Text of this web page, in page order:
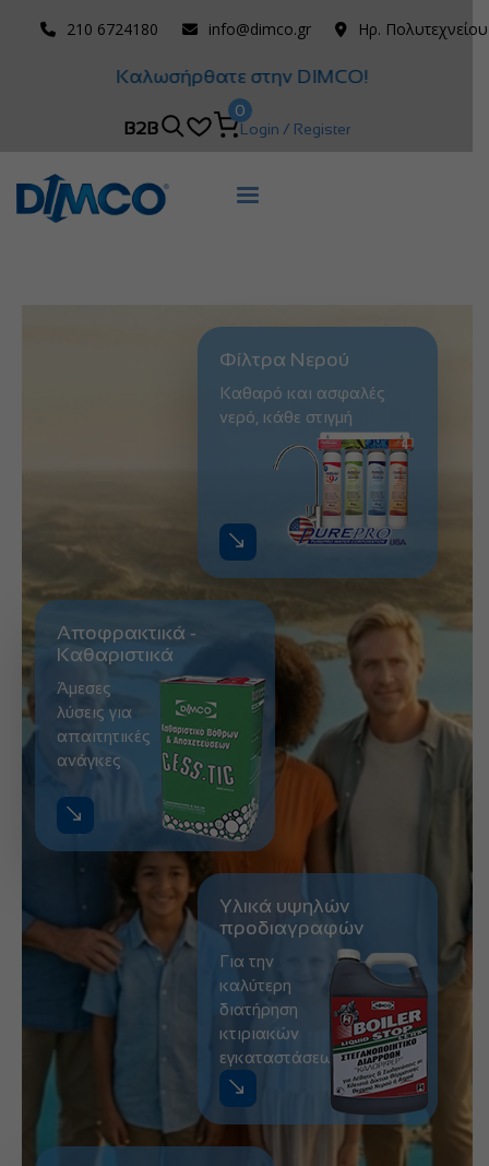
210 6724180 info@dimco.gr Ηρ.
Καλωσήρθατε στην DIMCO!
B2B
0
Login / Register
Φίλτρα Νερού
Καθαρό και ασφαλές
νερό, κάθε στιγμή
Αποφρακτικά -
Καθαριστικά
Άμεσες
λύσεις για
απαιτητικές
ανάγκες
Υλικά υψηλών
προδιαγραφών
Για την
καλύτερη
διατήρηση
κτιριακών
εγκαταστάσεων